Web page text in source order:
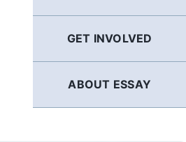
GET INVOLVED
ABOUT ESSAY